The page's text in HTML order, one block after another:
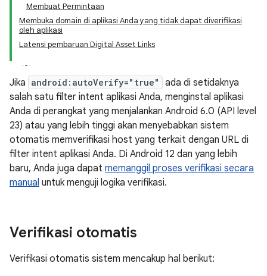
Membuat Permintaan
Membuka domain di aplikasi Anda yang tidak dapat diverifikasi
oleh aplikasi
Latensi pembaruan Digital Asset Links
Jika android:autoVerify="true"
ada di setidaknya
salah satu filter intent aplikasi Anda, menginstal aplikasi
Anda di perangkat yang menjalankan Android 6.0 (API level
23) atau yang lebih tinggi akan menyebabkan sistem
otomatis memverifikasi host yang terkait dengan URL di
filter intent aplikasi Anda. Di Android 12 dan yang lebih
baru, Anda juga dapat memanggil proses verifikasi secara
manual untuk menguji logika verifikasi.
Verifikasi otomatis
Verifikasi otomatis sistem mencakup hal berikut: